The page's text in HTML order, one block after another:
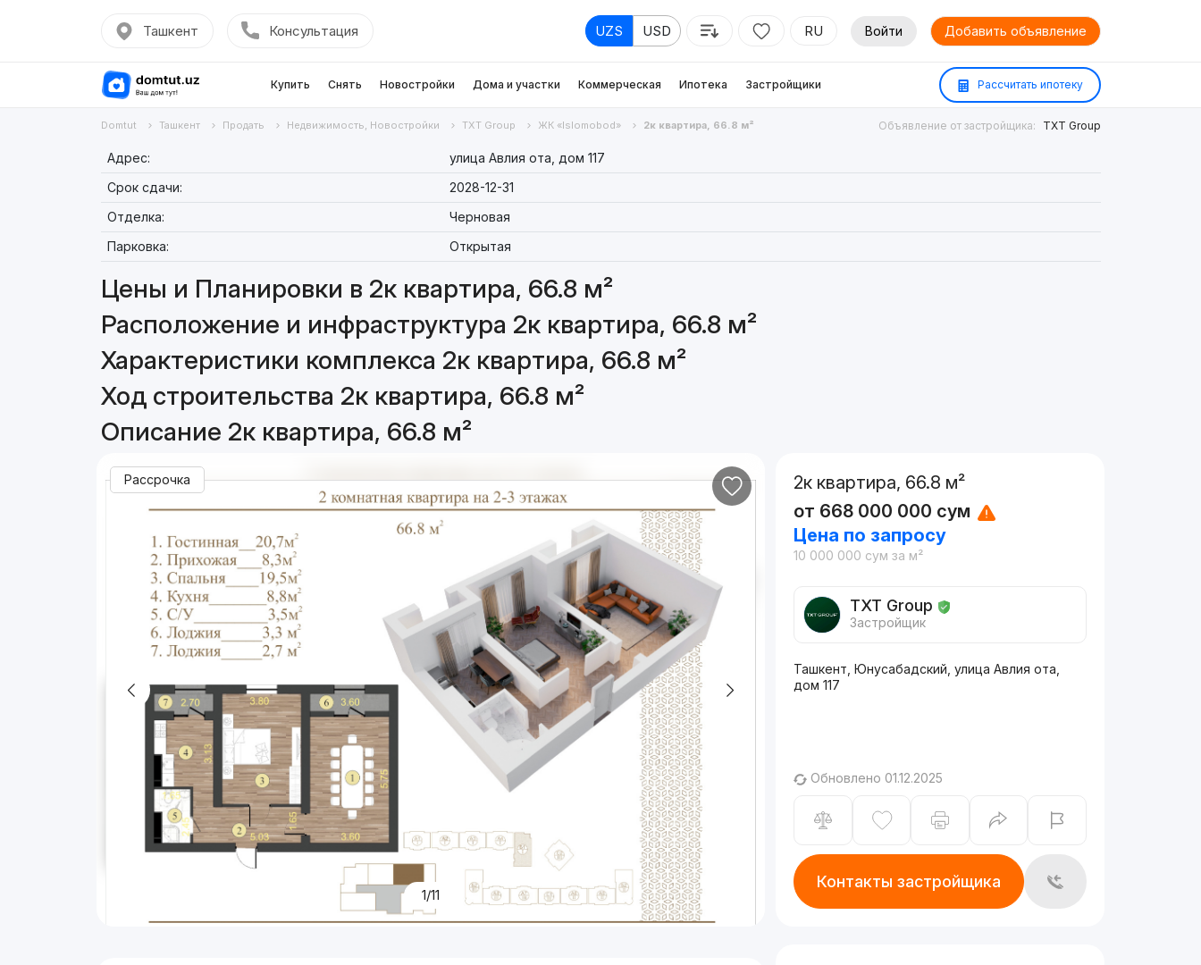
Ташкент Консультация UZS USD RU Войти Добавить объявление
Купить Снять Новостройки Дома и участки Коммерческая Ипотека Застройщики Рассчитать ипотеку
Domtut Ташкент Продать Недвижимость, Новостройки TXT Group ЖК «Islomobod» 2к квартира, 66.8 м² Объявление от застройщика: TXT Group
Адрес:
улица Авлия ота, дом 117
Срок сдачи:
2028-12-31
Отделка:
Черновая
Парковка:
Открытая
Цены и Планировки в 2к квартира, 66.8 м²
Расположение и инфраструктура 2к квартира, 66.8 м²
Характеристики комплекса 2к квартира, 66.8 м²
Ход строительства 2к квартира, 66.8 м²
Описание 2к квартира, 66.8 м²
Рассрочка
1/11
2к квартира, 66.8 м²
от 668 000 000 сум
Цена по запросу
10 000 000 сум за м²
TXT Group
Застройщик
Ташкент, Юнусабадский, улица Авлия ота,
дом 117
Обновлено 01.12.2025
Контакты застройщика